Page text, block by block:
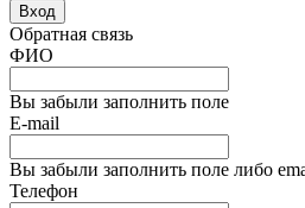
Вход
Обратная связь
ФИО
Вы забыли заполнить поле
E-mail
Вы забыли заполнить поле либо
Телефон